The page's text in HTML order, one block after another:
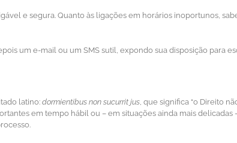
e segura. Quanto às ligações em horários inoportunos,
um e-mail ou um SMS sutil, expondo sua disposição para
latino: dormientibus non sucurrit jus, que significa “o Direito
em tempo hábil ou – em situações ainda mais